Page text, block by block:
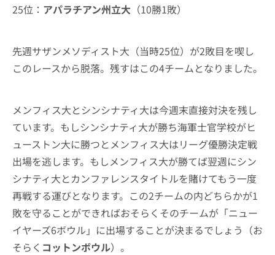
25位： アパラチアン州立大 （10勝1敗）
先週サザンメソディスト大（当時25位）が2敗目を喫し
このレースから脱落。残すはこの4チームとなりました。
メンフィス大とシンシナティ大は今週末直接対決を残し
ています。もしシンシナティ大が勝ち海軍士官学校がヒ
ューストン大に勝つとメンフィス大はリーグ優勝決定戦
出場を逃します。もしメンフィス大が勝てば翌週にシン
シナティ大とカンファレンスタイトルを賭けてもう一度
再戦する運びとなります。この2チームの内どちらかが1
敗を守ることができればおそらくそのチームが「ニュー
イヤーズ6ボウル」に出場することが決まるでしょう（お
そらく コットンボウル）。